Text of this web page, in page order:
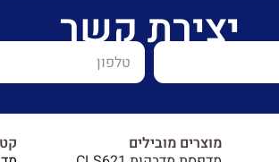
יצירת קשר
מוצרים מובילים